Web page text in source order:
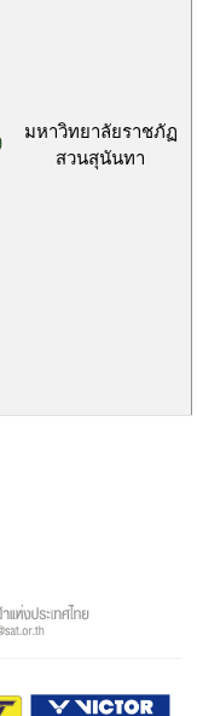
มหาวิทยาลัยราชภัฏ
สวนสุนันทา